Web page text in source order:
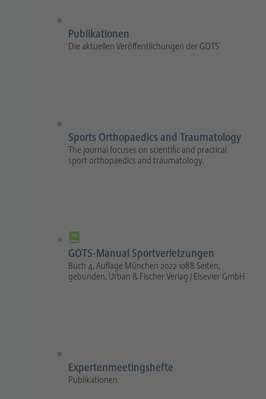
Publikationen
Die aktuellen Veröffentlichungen der GOTS
Sports Orthopaedics and Traumatology
The journal focuses on scientific and practical
sport orthopaedics and traumatology.
GOTS-Manual Sportverletzungen
Buch 4. Auflage München 2022 1088 Seiten,
gebunden, Urban & Fischer Verlag / Elsevier GmbH
Expertenmeetingshefte
Publikationen